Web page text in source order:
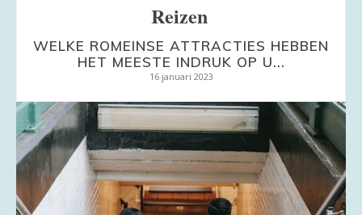
Reizen
WELKE ROMEINSE ATTRACTIES HEBBEN
HET MEESTE INDRUK OP U...
16 januari 2023